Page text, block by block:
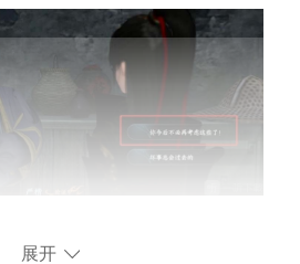
展开